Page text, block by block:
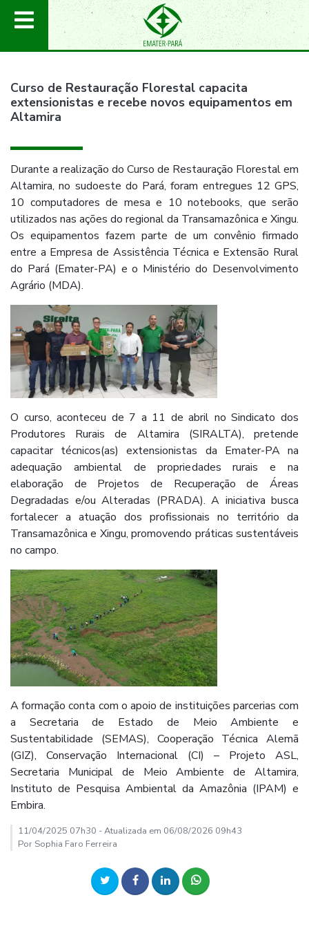
Curso de Restauração Florestal capacita
extensionistas e recebe novos equipamentos em
Altamira
Durante a realização do Curso de Restauração Florestal em
Altamira, no sudoeste do Pará, foram entregues 12 GPS,
10 computadores de mesa e 10 notebooks, que serão
utilizados nas ações do regional da Transamazônica e Xingu.
Os equipamentos fazem parte de um convênio firmado
entre a Empresa de Assistência Técnica e Extensão Rural
do Pará (Emater-PA) e o Ministério do Desenvolvimento
Agrário (MDA).
O curso, aconteceu de 7 a 11 de abril no Sindicato dos
Produtores Rurais de Altamira (SIRALTA), pretende
capacitar técnicos(as) extensionistas da Emater-PA na
adequação ambiental de propriedades rurais e na
elaboração de Projetos de Recuperação de Áreas
Degradadas e/ou Alteradas (PRADA). A iniciativa busca
fortalecer a atuação dos profissionais no território da
Transamazônica e Xingu, promovendo práticas sustentáveis
no campo.
A formação conta com o apoio de instituições parcerias com
a Secretaria de Estado de Meio Ambiente e
Sustentabilidade (SEMAS), Cooperação Técnica Alemã
(GIZ), Conservação Internacional (CI) – Projeto ASL,
Secretaria Municipal de Meio Ambiente de Altamira,
Instituto de Pesquisa Ambiental da Amazônia (IPAM) e
Embira.
11/04/2025 07h30 - Atualizada em 06/08/2026 09h43
Por Sophia Faro Ferreira